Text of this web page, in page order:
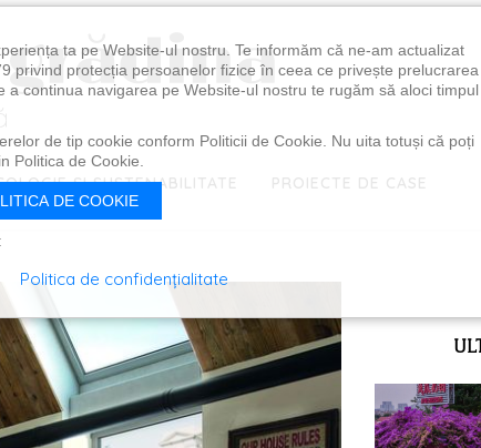
ȘI SUSTENABILITATE PROIECTE DE CASE
ta pe Website-ul nostru. Te informăm că ne-am actualizat
privind protecția persoanelor fizice în ceea ce privește prelucrarea
continua navigarea pe Website-ul nostru te rugăm să aloci timpul
de tip cookie conform Politicii de Cookie. Nu uita totuși că poți
Politica de Cookie.
DE COOKIE
Politica de confidențialitate